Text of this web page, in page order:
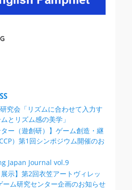
究会「リズムに合わせて入力す
とリズム感の美学」
ター（遊創研）】ゲーム創造・継
）第1回シンポジウム開催のお
Japan Journal vol.9
展示】第2回衣笠アートヴィレッ
ーム研究センター企画のお知らせ